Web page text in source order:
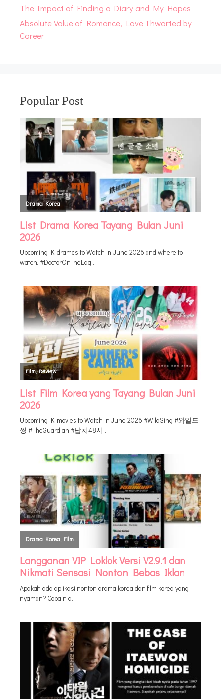
The Impact of Finding a Diary and My Hopes
Absolute Value of Romance, Love Thwarted by
Career
Popular Post